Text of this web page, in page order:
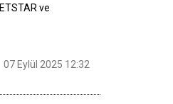
ve
07 Eylül 2025 12:32